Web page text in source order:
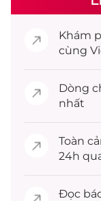
Khám
cùng
Dòng
nhất
Toàn
24h
Đọc